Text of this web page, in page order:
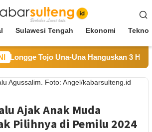
Sulawesi Tengah Ekonomi
Longge Tojo Una-Una Hanguskan 3
Ajak Anak Muda
Pilihnya di Pemilu 2024